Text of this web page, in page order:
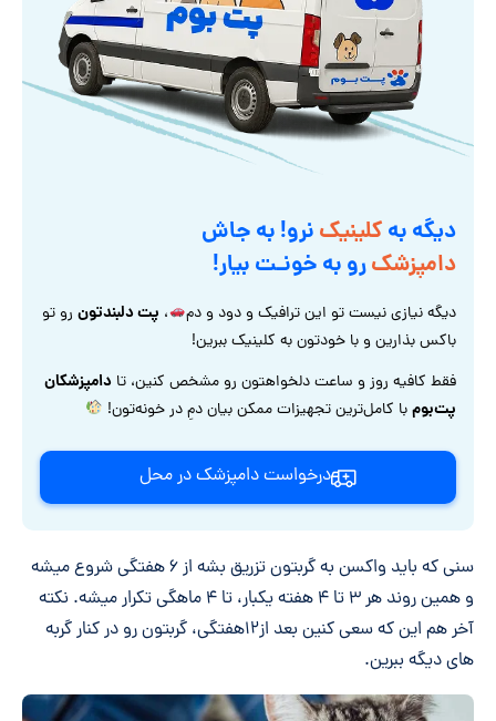
دیگه بهکلینیکنرو! به جاش
دامپزشکرو به خونـت بیار!
دیگه نیازی نیست تو این ترافیک و دود و دم ، پت دلبندتونرو تو
باکس بذارین و با خودتون به کلینیک ببرین!
فقط کافیه روز و ساعت دلخواهتون رو مشخص کنین، تا دامپزشکان
پت‌بومبا کامل‌ترین تجهیزات ممکن بیان دمِ در خونه‌تون!
درخواست دامپزشک در محل
سنی که باید واکسن به گربتون تزریق بشه از ۶ هفتگی شروع میشه
و همین روند هر ۳ تا ۴ هفته یکبار، تا ۴ ماهگی تکرار میشه. نکته
آخر هم این که سعی کنین بعد از۱۲هفتگی، گربتون رو در کنار گربه
های دیگه ببرین.